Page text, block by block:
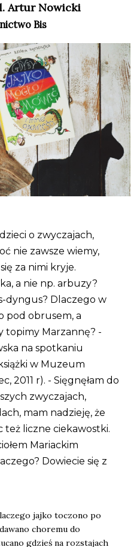
Artur Nowicki
Bis
o zwyczajach,
nie zawsze wiemy,
za nimi kryje.
a nie np. arbuzy?
dyngus? Dlaczego w
pod obrusem, a
topimy Marzannę? -
na spotkaniu
w Muzeum
2011 r). - Sięgnęłam do
zwyczajach,
mam nadzieję, że
też liczne ciekawostki.
Mariackim
Dowiecie się z
jajko toczono po
choremu do
gdzieś na rozstajach